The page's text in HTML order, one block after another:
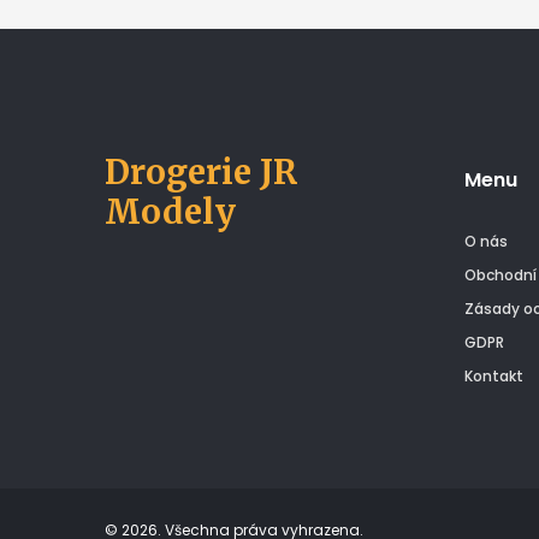
Drogerie JR
Modely
Menu
O nás
Zásady
GDPR
Kontakt
© 2026. Všechna práva vyhrazena.